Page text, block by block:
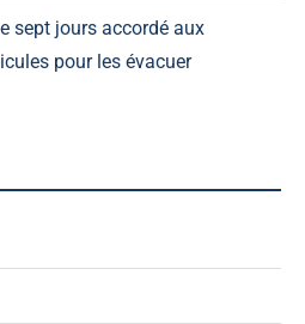
sept jours accordé aux
pour les évacuer